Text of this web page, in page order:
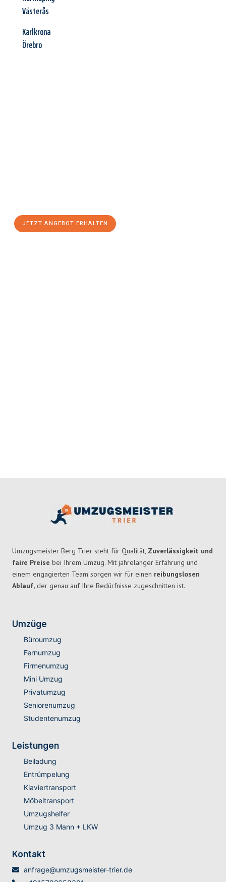
Västerås
Karlkrona
Örebro
JETZT ANGEBOT ERHALTEN
Umzugsmeister Berg Trier steht für Qualität, Zuverlässigkeit und
faire Preise bei Ihrem Umzug. Mit jahrelanger Erfahrung und
einem engagierten Team sorgen wir für einen reibungslosen
Ablauf, der genau auf Ihre Bedürfnisse zugeschnitten ist.
Umzüge
Büroumzug
Fernumzug
Firmenumzug
Mini Umzug
Privatumzug
Seniorenumzug
Studentenumzug
Leistungen
Beiladung
Entrümpelung
Klaviertransport
Möbeltransport
Umzugshelfer
Umzug 3 Mann + LKW
Kontakt
anfrage@umzugsmeister-trier.de